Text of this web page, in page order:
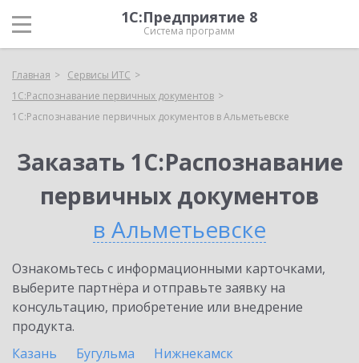
1С:Предприятие 8
Система программ
Главная
Сервисы ИТС
1С:Распознавание первичных документов
1С:Распознавание первичных документов в Альметьевске
Заказать 1С:Распознавание
первичных документов
в Альметьевске
Ознакомьтесь с информационными карточками,
выберите партнёра и отправьте заявку на
консультацию, приобретение или внедрение
продукта.
Казань
Бугульма
Нижнекамск